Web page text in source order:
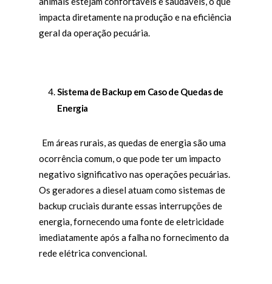
impacta diretamente na produção e na eficiência
geral da operação pecuária.
Sistema de Backup em Caso de Quedas de
Energia
Em áreas rurais, as quedas de energia são uma
ocorrência comum, o que pode ter um impacto
negativo significativo nas operações pecuárias.
Os geradores a diesel atuam como sistemas de
backup cruciais durante essas interrupções de
energia, fornecendo uma fonte de eletricidade
imediatamente após a falha no fornecimento da
rede elétrica convencional.